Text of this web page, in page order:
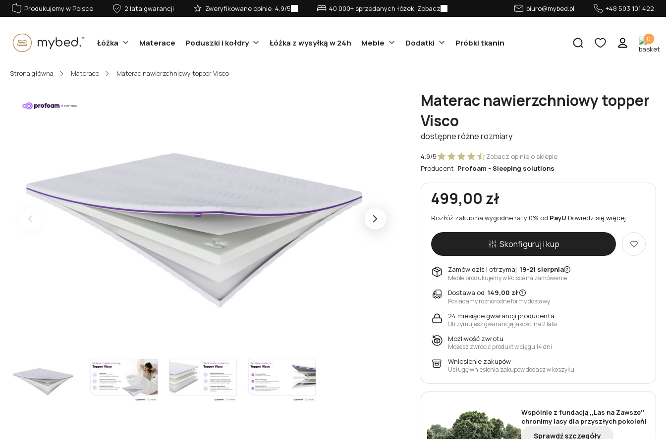
Produkujemy w Polsce 2 lata gwarancji Zweryfikowane opinie: 4,9/5 40 000+ sprzedanych łóżek. Zobacz biuro@mybed.pl +48 503 101 422
Łóżka Materace Poduszki i kołdry Łóżka z wysyłką w 24h Meble Dodatki Próbki tkanin 0
Strona główna Materace Materac nawierzchniowy topper Visco
E-mail:
Hasło:
Nie pamiętasz hasła?
lub zaloguj się przez:
Google
Materac nawierzchniowy topper
Visco
dostępne różne rozmiary
4.9/5
Zobacz opinie o sklepie
Producent: Profoam - Sleeping solutions
499,00 zł
Rozłóż zakup na wygodne raty 0% od PayU Dowiedz się więcej
Skonfiguruj i kup
Zamów dziś i otrzymaj:19-21 sierpnia
Meble produkujemy w Polsce na zamówienie
Dostawa od:149,00 zł
Posiadamy różnorodne formy dostawy
24 miesiące gwarancji producenta
Otrzymujesz gwarancję jakości na 2 lata
Możliwość zwrotu
Możesz zwrócić produkt w ciągu 14 dni
Wniesienie zakupów
Usługę wniesienia zakupów dodasz w koszyku
Wspólnie z fundacją ,,Las na Zawsze’’
chronimy lasy dla przyszłych pokoleń!
Sprawdź szczegóły